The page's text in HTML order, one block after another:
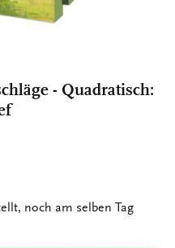
- Quadratisch:
noch am selben Tag